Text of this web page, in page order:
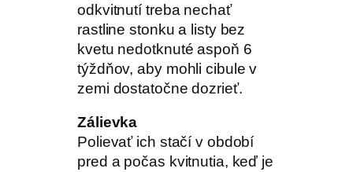
odkvitnutí treba nechať
rastline stonku a listy bez
kvetu nedotknuté aspoň 6
týždňov, aby mohli cibule v
zemi dostatočne dozrieť.
Zálievka
Polievať ich stačí v období
pred a počas kvitnutia, keď je